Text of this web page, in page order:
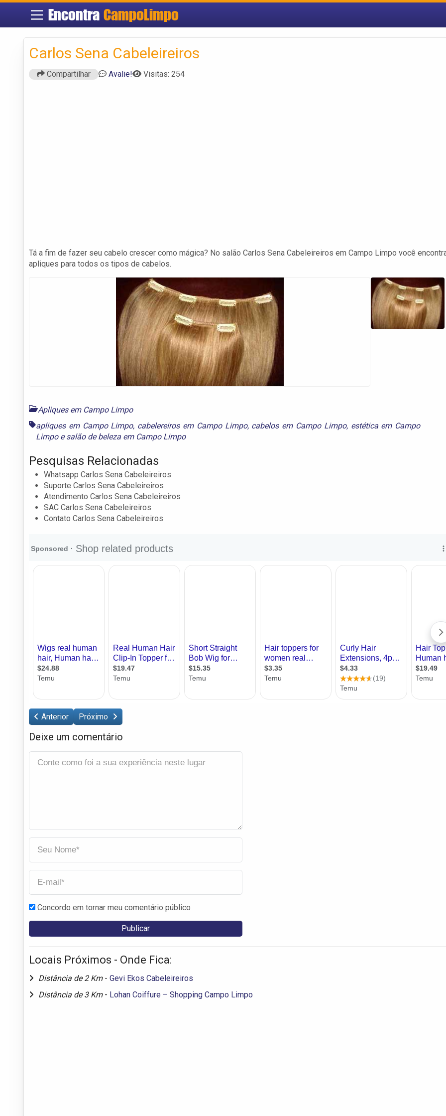
EncontraCampoLimpo
Carlos Sena Cabeleireiros
Compartilhar Avalie! Visitas: 254
Tá a fim de fazer seu cabelo crescer como mágica? No salão Carlos Sena Cabeleireiros em Campo Limpo você
apliques para todos os tipos de cabelos.
Apliques em Campo Limpo
apliques em Campo Limpo, cabelereiros em Campo Limpo, cabelos em Campo Limpo, estética em Campo
Limpoesalão de beleza em Campo Limpo
Pesquisas Relacionadas
Whatsapp Carlos Sena Cabeleireiros
Suporte Carlos Sena Cabeleireiros
Atendimento Carlos Sena Cabeleireiros
SAC Carlos Sena Cabeleireiros
Contato Carlos Sena Cabeleireiros
Anterior Próximo
Deixe um comentário
Concordo em tornar meu comentário público
Locais Próximos - Onde Fica:
Distância de 2 Km - Gevi Ekos Cabeleireiros
Distância de 3 Km - Lohan Coiffure – Shopping Campo Limpo